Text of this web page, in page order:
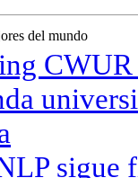
del mundo
sigue